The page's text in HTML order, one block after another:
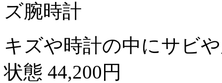
ズ腕時計
キズや時計の中にサビ
状態 44,200円